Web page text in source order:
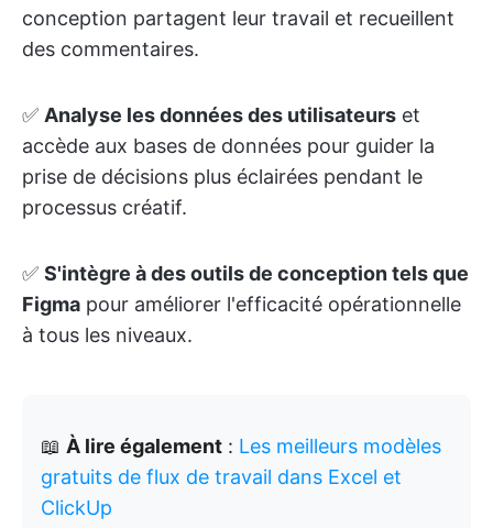
conception partagent leur travail et recueillent
des commentaires.
✅ Analyse les données des utilisateurs et
accède aux bases de données pour guider la
prise de décisions plus éclairées pendant le
processus créatif.
✅ S'intègre à des outils de conception tels que
Figma pour améliorer l'efficacité opérationnelle
à tous les niveaux.
📖 À lire également : Les meilleurs modèles
gratuits de flux de travail dans Excel et
ClickUp